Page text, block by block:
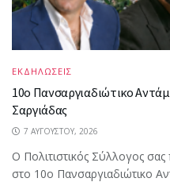
ΕΚΔΗΛΩΣΕΙΣ
10ο Πανσαργιαδιώτικο
Σαργιάδας
7 ΑΥΓΟΎΣΤΟΥ, 2026
Ο Πολιτιστικός Σύλλογος σας
στο 10ο Πανσαργιαδιώτικο